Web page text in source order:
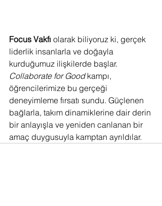
Focus Vakfı olarak biliyoruz ki, gerçek
liderlik insanlarla ve doğayla
kurduğumuz ilişkilerde başlar.
Collaborate for Good kampı,
öğrencilerimize bu gerçeği
deneyimleme fırsatı sundu. Güçlenen
bağlarla, takım dinamiklerine dair derin
bir anlayışla ve yeniden canlanan bir
amaç duygusuyla kamptan ayrıldılar.